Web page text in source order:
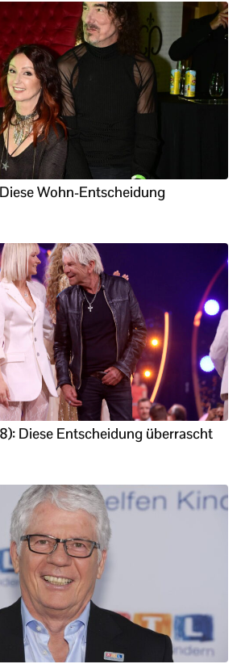
Wohn-Entscheidung
Diese Entscheidung überrascht